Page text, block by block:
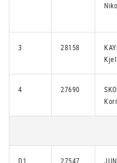
3 28158
Kjell
4 27690
D1 27547